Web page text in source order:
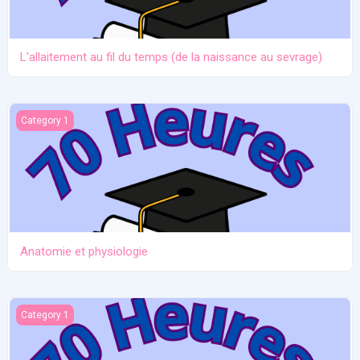
L'allaitement au fil du temps (de la naissance au sevrage)
Anatomie et physiologie
Category 1
Anatomie et physiologie
Ictère et hypoglycémie
Category 1